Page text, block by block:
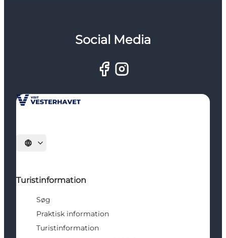
Social Media
Vælg sprog
Turistinformation
Søg
Praktisk information
Turistinformation